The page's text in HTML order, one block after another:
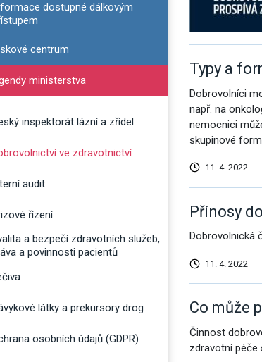
podmenu pro Informace dostupné dálkovým
dostupné dálkovým
podmenu pro Tiskové centrum
centrum
podmenu pro Agendy ministerstva
ministerstva
inspektorát lázní a zřídel
ve zdravotnictví
audit
řízení
a bezpečí zdravotních služeb,
a povinnosti pacientů
látky a prekursory drog
osobních údajů (GDPR)
Typy a
Dobrovolníci
např. na
nemocnici
skupinové
11. 4. 2022
Přínosy
Dobrovolnická
11. 4. 2022
Co může
Činnost
zdravotní péče